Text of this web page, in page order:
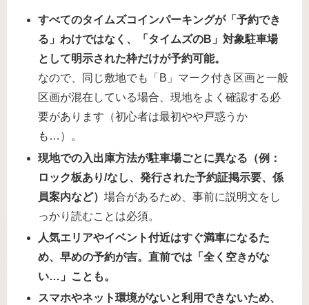
すべてのタイムズコインパーキングが「予約でき
る」わけではなく、「タイムズのB」対象駐車場
として明示された枠だけが予約可能。
なので、同じ敷地でも「B」マーク付き区画と一般
区画が混在している場合、現地をよく確認する必
要があります（初心者は最初やや戸惑うか
も…）。
現地での入出庫方法が駐車場ごとに異なる（例：
ロック板あり/なし、発行された予約証掲示要、係
員案内など）場合があるため、事前に説明文をし
っかり読むことは必須。
人気エリアやイベント付近はすぐ満車になるた
め、早めの予約が吉。直前では「全く空きがな
い…」ことも。
スマホやネット環境がないと利用できないため、